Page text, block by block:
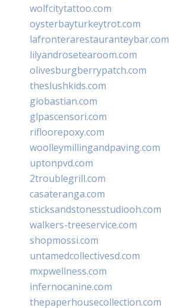
wolfcitytattoo.com
oysterbayturkeytrot.com
lafronterarestauranteybar.com
lilyandrosetearoom.com
olivesburgberrypatch.com
theslushkids.com
giobastian.com
glpascensori.com
rifloorepoxy.com
woolleymillingandpaving.com
uptonpvd.com
2troublegrill.com
casateranga.com
sticksandstonesstudiooh.com
walkers-treeservice.com
shopmossi.com
untamedcollectivesd.com
mxpwellness.com
infernocanine.com
thepaperhousecollection.com